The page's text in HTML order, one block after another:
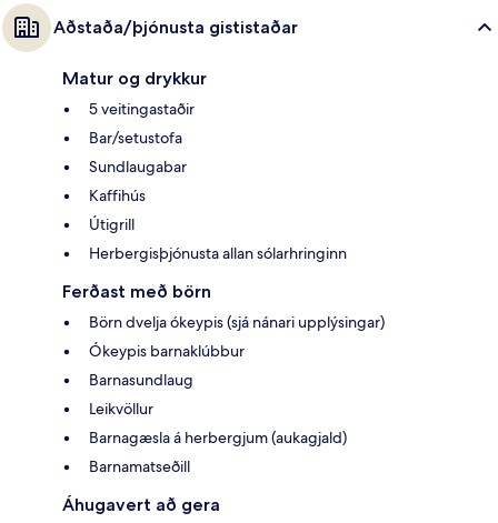
Aðstaða/þjónusta gististaðar
Matur og drykkur
5 veitingastaðir
Bar/setustofa
Sundlaugabar
Kaffihús
Útigrill
Herbergisþjónusta allan sólarhringinn
Ferðast með börn
Börn dvelja ókeypis (sjá nánari upplýsingar)
Ókeypis barnaklúbbur
Barnasundlaug
Leikvöllur
Barnagæsla á herbergjum (aukagjald)
Barnamatseðill
Áhugavert að gera